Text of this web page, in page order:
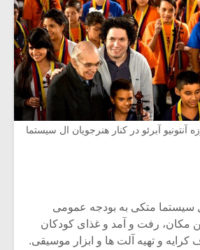
آنتونیو آبرئو در کنار هنرجویان ال سیستما
سیستما متکی به بودجه عمومی
مکان، رفت و آمد و غذای کودکان
کرایه و تهیه آلت ها و ابزار موسیقی.